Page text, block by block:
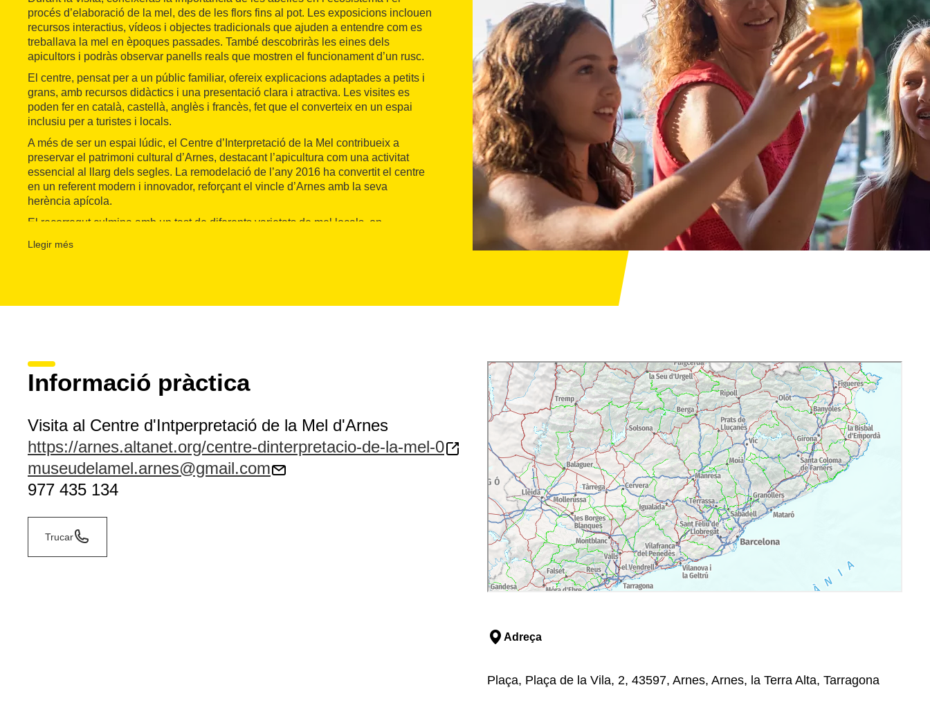
procés d’elaboració de la mel, des de les flors fins al pot. Les exposicions inclouen
recursos interactius, vídeos i objectes tradicionals que ajuden a entendre com es
treballava la mel en èpoques passades. També descobriràs les eines dels
apicultors i podràs observar panells reals que mostren el funcionament d’un rusc.
El centre, pensat per a un públic familiar, ofereix explicacions adaptades a petits i
grans, amb recursos didàctics i una presentació clara i atractiva. Les visites es
poden fer en català, castellà, anglès i francès, fet que el converteix en un espai
inclusiu per a turistes i locals.
A més de ser un espai lúdic, el Centre d’Interpretació de la Mel contribueix a
preservar el patrimoni cultural d’Arnes, destacant l’apicultura com una activitat
essencial al llarg dels segles. La remodelació de l’any 2016 ha convertit el centre
en un referent modern i innovador, reforçant el vincle d’Arnes amb la seva
herència apícola.
El recorregut culmina amb un tast de diferents varietats de mel locals, on
autèntica delícia. Aquesta visita és una manera perfecta de connectar amb la
Llegir més
Informació pràctica
Visita al Centre d'Intperpretació de la Mel d'Arnes
https://arnes.altanet.org/centre-dinterpretacio-de-la-mel-0
museudelamel.arnes@gmail.com
977 435 134
Trucar
Adreça
Plaça, Plaça de la Vila, 2, 43597, Arnes, Arnes, la Terra Alta, Tarragona